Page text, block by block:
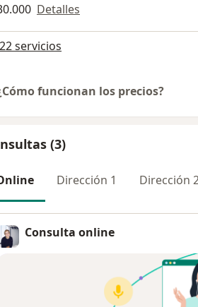
Detalles
servicios
funcionan los precios?
(3)
Dirección 1 Dirección
Consulta online